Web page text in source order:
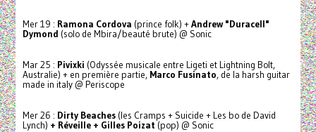
Mer 19 : Ramona Cordova (prince folk) +Andrew "Duracell"
Dymond (solo de Mbira/beauté brute) @ Sonic
Mar 25 : Pivixki (Odyssée musicale entre Ligeti et Lightning Bolt,
Australie) + en première partie, Marco Fusinato, de la harsh guitar
made in italy @ Periscope
Mer 26 : Dirty Beaches(les Cramps + Suicide + Les bo de David
Lynch) + Réveille + Gilles Poizat (pop) @ Sonic